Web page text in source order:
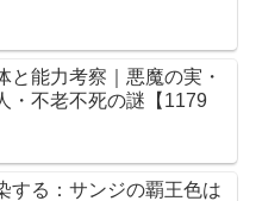
と能力考察｜悪魔の実・
・不老不死の謎【1179
する：サンジの覇王色は